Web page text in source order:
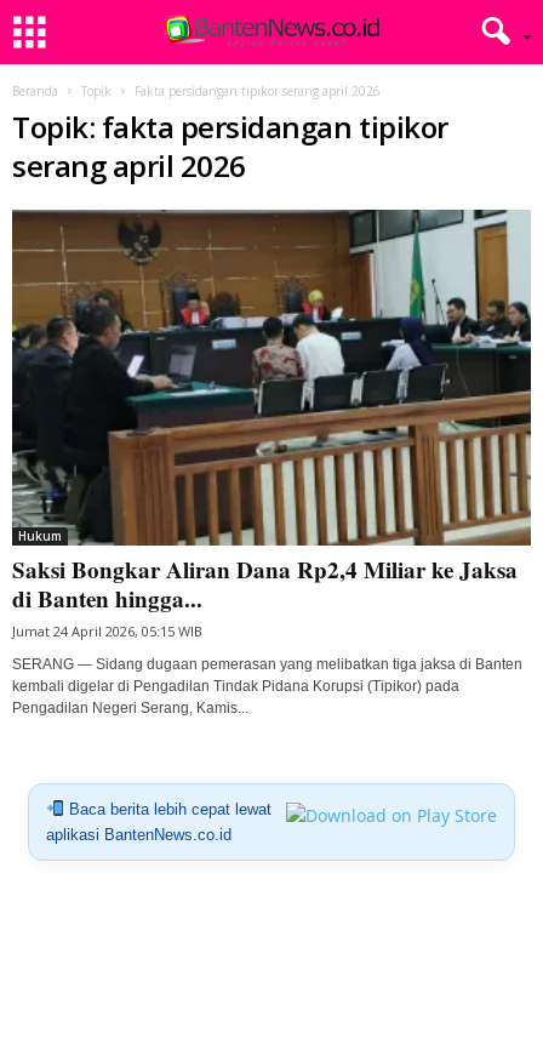
Beranda Topik Fakta persidangan tipikor serang april 2026
Topik: fakta persidangan tipikor
serang april 2026
Hukum
Saksi Bongkar Aliran Dana Rp2,4 Miliar ke Jaksa
di Banten hingga...
Jumat 24 April 2026, 05:15 WIB
SERANG — Sidang dugaan pemerasan yang melibatkan tiga jaksa di Banten
kembali digelar di Pengadilan Tindak Pidana Korupsi (Tipikor) pada
Pengadilan Negeri Serang, Kamis...
Baca berita lebih cepat lewat
aplikasi BantenNews.co.id